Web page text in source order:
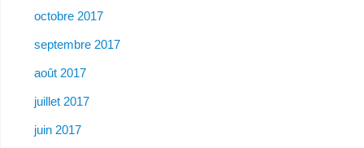
octobre 2017
septembre 2017
août 2017
juillet 2017
juin 2017